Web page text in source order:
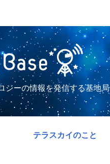
ジーの情報を発信する基地局
テラスカイのこと